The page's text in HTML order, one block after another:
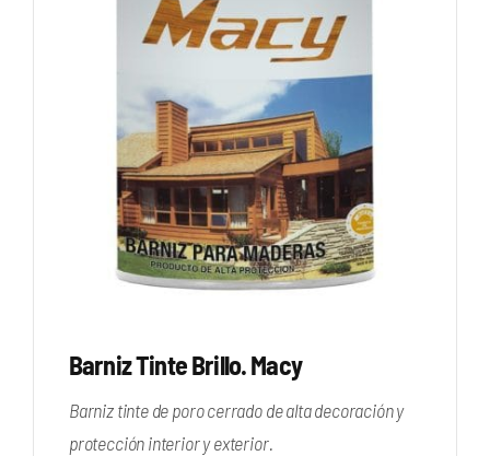
Barniz Tinte Brillo. Macy
Barniz tinte de poro cerrado de alta decoración y
protección interior y exterior.